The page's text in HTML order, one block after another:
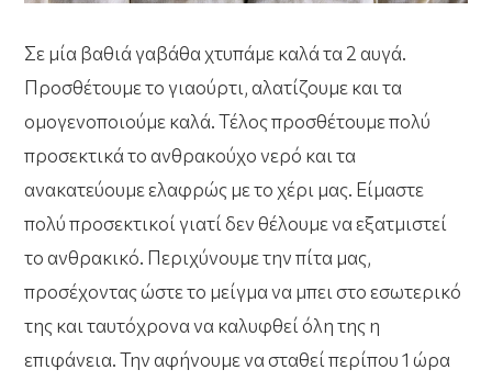
Σε μία βαθιά γαβάθα χτυπάμε καλά τα 2 αυγά.
Προσθέτουμε το γιαούρτι, αλατίζουμε και τα
ομογενοποιούμε καλά. Τέλος προσθέτουμε πολύ
προσεκτικά το ανθρακούχο νερό και τα
ανακατεύουμε ελαφρώς με το χέρι μας. Είμαστε
πολύ προσεκτικοί γιατί δεν θέλουμε να εξατμιστεί
το ανθρακικό. Περιχύνουμε την πίτα μας,
προσέχοντας ώστε το μείγμα να μπει στο εσωτερικό
της και ταυτόχρονα να καλυφθεί όλη της η
επιφάνεια. Την αφήνουμε να σταθεί περίπου 1 ώρα